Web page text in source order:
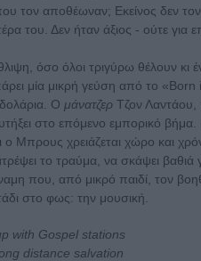
τον αποθέωναν; Εκείνος δεν τον
του. Δεν ήταν άξιος - ούτε για
όσο όλοι τριγύρω θέλουν κι
μία μικρή γεύση από το «Born
Ο μάνατζερ Τζον Λαντάου,
στο επόμενο εμπορικό
ο Μπρους χρειάζεται χώρο και
το τραύμα, να σκάψει
που, από μικρό παιδί, τον
στο φως: την μουσική.
with Gospel stations
distance salvation